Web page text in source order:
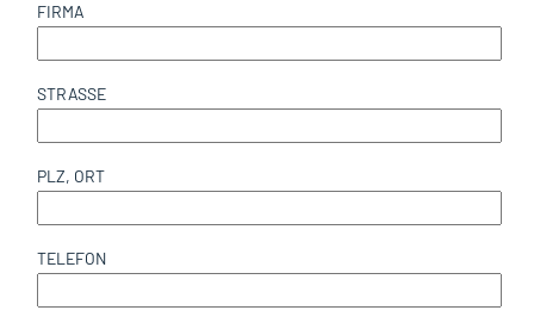
FIRMA
STRASSE
PLZ, ORT
TELEFON